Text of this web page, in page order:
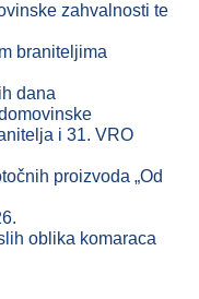
zahvalnosti te
braniteljima
dana
i 31. VRO
proizvoda „Od
oblika komaraca